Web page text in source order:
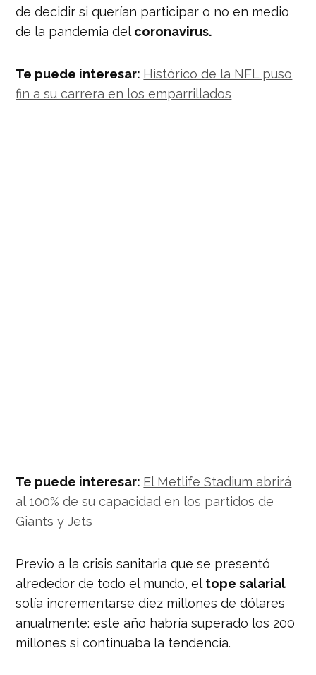
de decidir si querían participar o no en medio
de la pandemia del coronavirus.
Te puede interesar: Histórico de la NFL puso
fin a su carrera en los emparrillados
Te puede interesar: El Metlife Stadium abrirá
al 100% de su capacidad en los partidos de
Giants y Jets
Previo a la crisis sanitaria que se presentó
alrededor de todo el mundo, el tope salarial
solía incrementarse diez millones de dólares
anualmente: este año habría superado los 200
millones si continuaba la tendencia.